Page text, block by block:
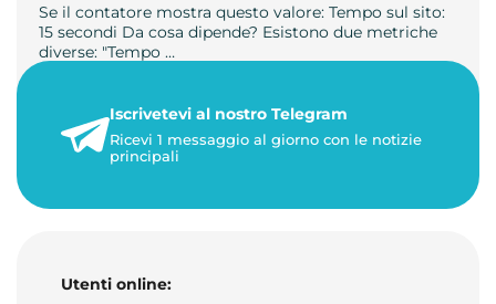
Se il contatore mostra questo valore: Tempo sul sito:
15 secondi Da cosa dipende? Esistono due metriche
diverse: "Tempo …
3 minuti di letturaIscrivetevi al nostro Telegram
Ricevi 1 messaggio al giorno con le notizie
principali
Utenti online: